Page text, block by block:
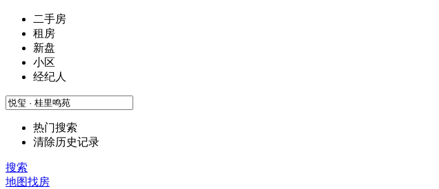
二手房
租房
新盘
小区
经纪人
热门搜索
清除历史记录
搜索
地图找房